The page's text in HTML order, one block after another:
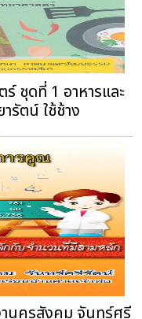
ชุดที่ 1 อาหารและ
รัตน์ ใช้ช้าง
นครูสังคม จันทร์ศรี